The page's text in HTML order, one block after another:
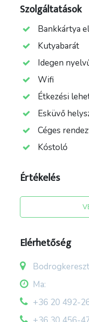
követik a régi
szolgáló
További
kérhető az
forrás:
Szolgáltatások
Bankkártya
Kutyabarát
Idegen
Wifi
Étkezési
Esküvő
Céges
Kóstoló
Értékelés
Elérhetőség
Ma:
+36 20 492-